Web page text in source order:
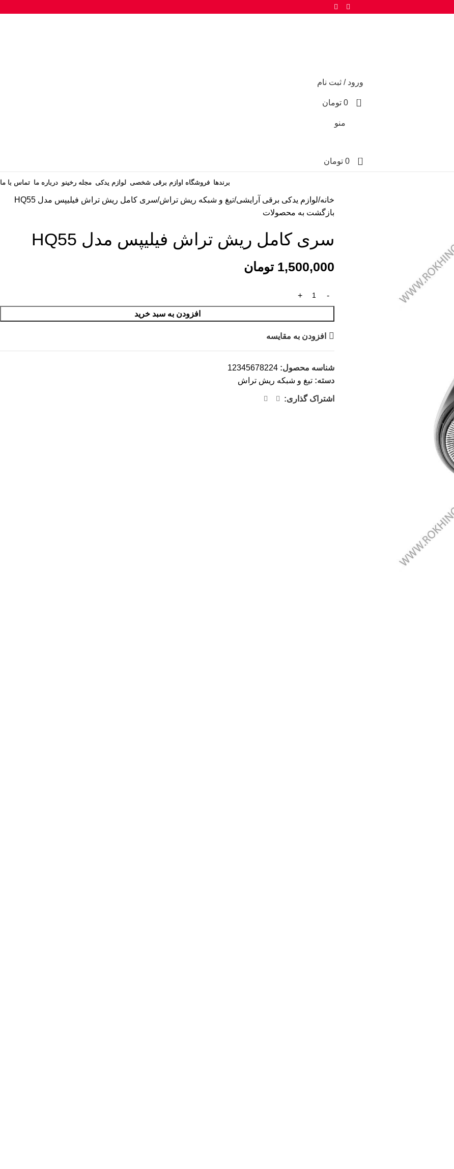
ورود / ثبت نام
0
0 تومان
منو
0
0 تومان
برندها فروشگاه اوازم برقی شخصی لوازم یدکی مجله رخینو درباره ما تماس با ما
خانه لوازم یدکی برقی آرایشی تیغ و شبکه ریش تراش سری کامل ریش تراش فیلیپس مدل HQ55
بازگشت به محصولات
سری کامل ریش تراش فیلیپس مدل HQ55
1,500,000 تومان
افزودن به سبد خرید
افزودن به مقایسه
شناسه محصول: 12345678224
دسته: تیغ و شبکه ریش تراش
اشتراک گذاری: